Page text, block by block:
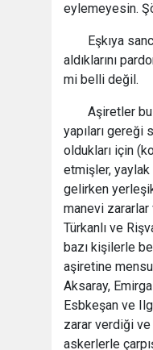
eylemeyesin.
Eşkıya
aldıklarını
mi belli değil.
Aşiretler
yapıları gereği
oldukları için
etmişler, yaylak
gelirken
manevi
Türkanlı ve
bazı kişilerle
aşiretine
Aksaray,
Esbkeşan ve
zarar verdiği
askerlerle